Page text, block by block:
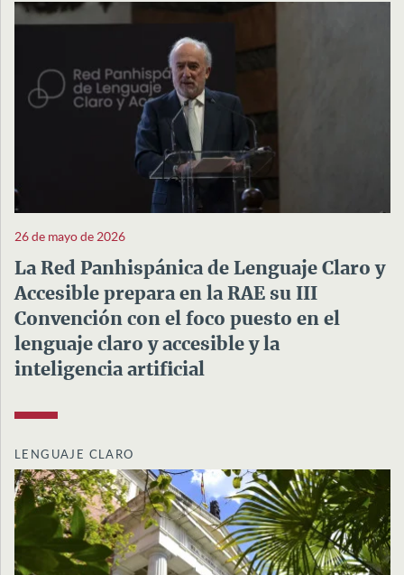
26 de mayo de 2026
La Red Panhispánica de Lenguaje Claro y
Accesible prepara en la RAE su III
Convención con el foco puesto en el
lenguaje claro y accesible y la
inteligencia artificial
LENGUAJE CLARO